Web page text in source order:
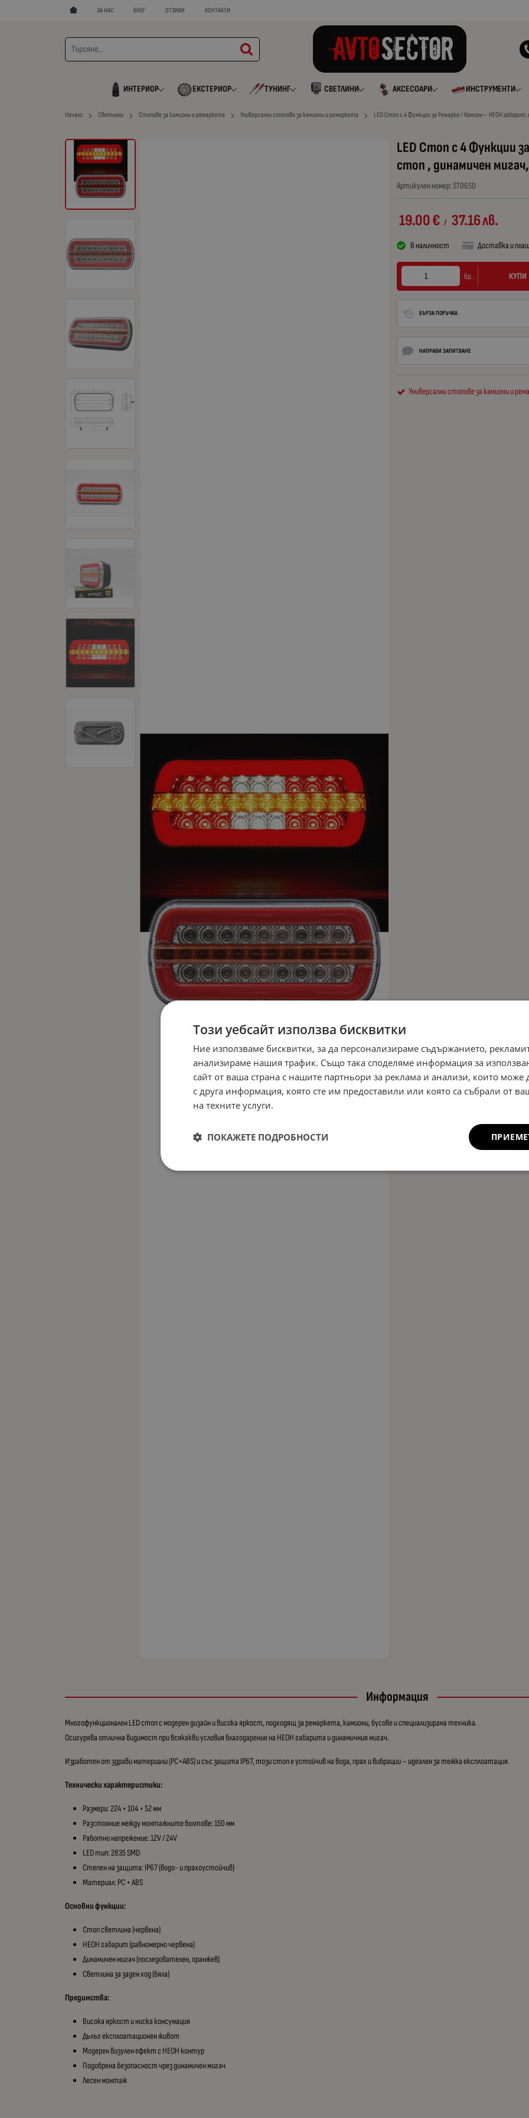
ЗА НАС БЛОГ ОТЗИВИ КОНТАКТИ
ИНТЕРИОР ЕКСТЕРИОР ТУНИНГ СВЕТЛИНИ АКСЕСОАРИ ИНСТРУМЕНТИ
Начало Светлини Стопове за камиони и ремаркета Универсални стопове за камиони и ремаркета LED Стоп с 4 Функции за Ремарке / Камион – НЕОН габарит,
LED Стоп с 4 Функции
стоп , динамичен
Артикулен номер:ST0650
19.00€ / 37.16лв.
В наличност Доставка и
бр. КУПИ
БЪРЗА ПОРЪЧКА
НАПРАВИ ЗАПИТВАНЕ
Универсални стопове за камиони и
Информация
Многофункционален LED стоп с модерен дизайн и висока яркост, подходящ за ремаркета, камиони, бусове и специализирана техника.
Осигурява отлична видимост при всякакви условия благодарение на НЕОН габарита и динамичния мигач.
Изработен от здрави материали (PC+ABS) и със защита IP67, този стоп е устойчив на вода, прах и вибрации – идеален за тежка експлоатация.
Технически характеристики:
Размери: 224 × 104 × 52 мм
Разстояние между монтажните болтове: 150 мм
Работно напрежение: 12V / 24V
LED тип: 2835 SMD
Степен на защита: IP67 (водо- и прахоустойчив)
Материал: PC + ABS
Основни функции:
Стоп светлина (червена)
НЕОН габарит (равномерно червена)
Динамичен мигач (последователен, оранжев)
Светлина за заден ход (бяла)
Предимства:
Висока яркост и ниска консумация
Дълъг експлоатационен живот
Модерен визулен ефект с НЕОН контур
Подобрена безопасност чрез динамичен мигач
Лесен монтаж
Този уебсайт използва бисквитки
Ние използваме бисквитки, за да персонализираме съдържанието,
анализираме нашия трафик. Също така споделяме информация за
сайт от ваша страна с нашите партньори за реклама и анализи, които може
с друга информация, която сте им предоставили или която са събрали от
на техните услуги.
ПОКАЖЕТЕ ПОДРОБНОСТИ